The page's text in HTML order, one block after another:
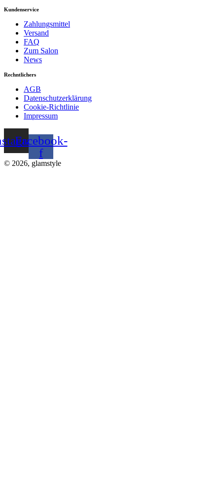
Kundenservice
Zahlungsmittel
Versand
FAQ
Zum Salon
News
Rechntlichers
AGB
Datenschutzerklärung
Cookie-Richtlinie
Impressum
Facebook-
f
© 2026, glamstyle